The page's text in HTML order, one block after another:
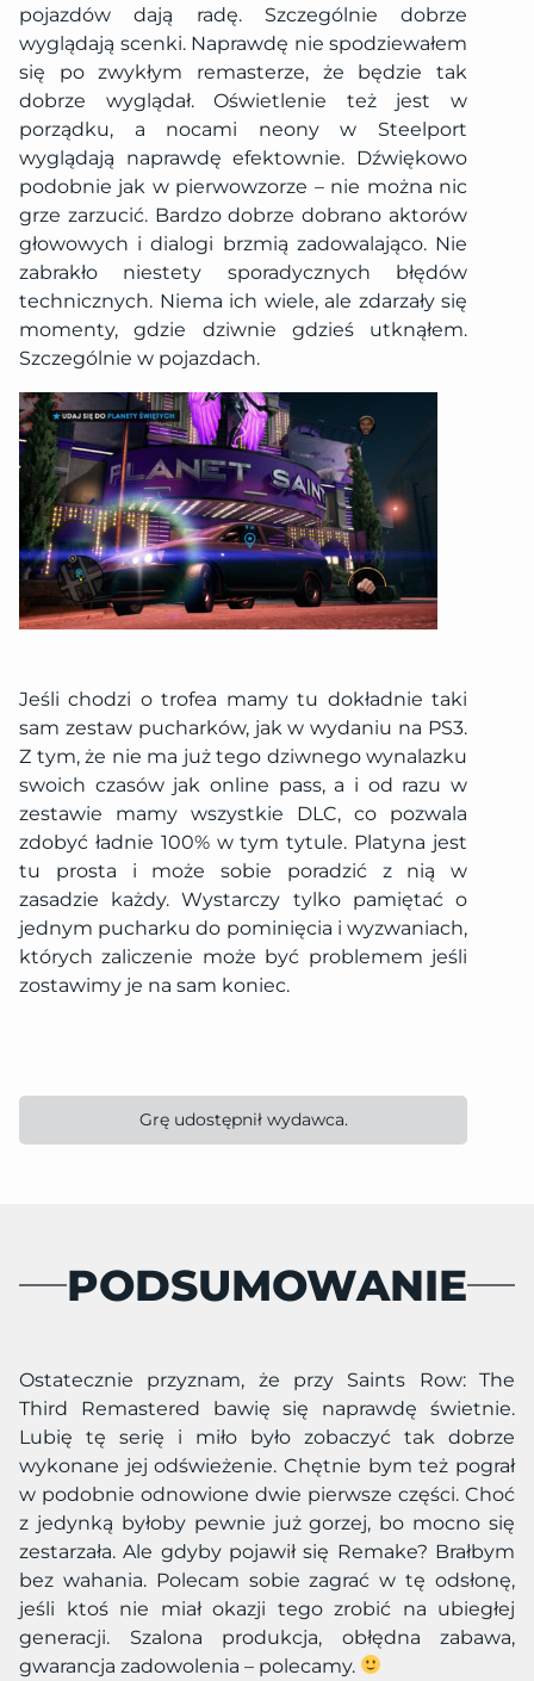
pojazdów dają radę. Szczególnie dobrze
wyglądają scenki. Naprawdę nie spodziewałem
się po zwykłym remasterze, że będzie tak
dobrze wyglądał. Oświetlenie też jest w
porządku, a nocami neony w Steelport
wyglądają naprawdę efektownie. Dźwiękowo
podobnie jak w pierwowzorze – nie można nic
grze zarzucić. Bardzo dobrze dobrano aktorów
głowowych i dialogi brzmią zadowalająco. Nie
zabrakło niestety sporadycznych błędów
technicznych. Niema ich wiele, ale zdarzały się
momenty, gdzie dziwnie gdzieś utknąłem.
Szczególnie w pojazdach.
Jeśli chodzi o trofea mamy tu dokładnie taki
sam zestaw pucharków, jak w wydaniu na PS3.
Z tym, że nie ma już tego dziwnego wynalazku
swoich czasów jak online pass, a i od razu w
zestawie mamy wszystkie DLC, co pozwala
zdobyć ładnie 100% w tym tytule. Platyna jest
tu prosta i może sobie poradzić z nią w
zasadzie każdy. Wystarczy tylko pamiętać o
jednym pucharku do pominięcia i wyzwaniach,
których zaliczenie może być problemem jeśli
zostawimy je na sam koniec.
Grę udostępnił wydawca.
PODSUMOWANIE
Ostatecznie przyznam, że przy Saints Row: The
Third Remastered bawię się naprawdę świetnie.
Lubię tę serię i miło było zobaczyć tak dobrze
wykonane jej odświeżenie. Chętnie bym też pograł
w podobnie odnowione dwie pierwsze części. Choć
z jedynką byłoby pewnie już gorzej, bo mocno się
zestarzała. Ale gdyby pojawił się Remake? Brałbym
bez wahania. Polecam sobie zagrać w tę odsłonę,
jeśli ktoś nie miał okazji tego zrobić na ubiegłej
generacji. Szalona produkcja, obłędna zabawa,
gwarancja zadowolenia – polecamy.